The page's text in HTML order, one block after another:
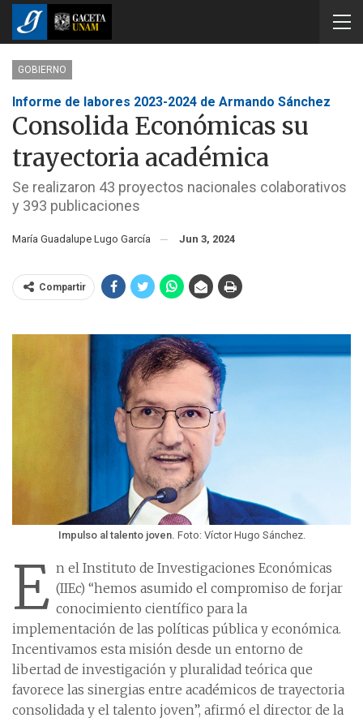
GOBIERNO
Informe de labores 2023-2024 de Armando Sánchez
Consolida Económicas su
trayectoria académica
Se realizaron 43 proyectos nacionales colaborativos
y 393 publicaciones
María Guadalupe Lugo García Jun 3, 2024
Compartir
Impulso al talento joven. Foto: Víctor Hugo Sánchez.
E n el Instituto de Investigaciones Económicas
(IIEc) “hemos asumido el compromiso de forjar
conocimiento científico para la
implementación de las políticas pública y económica.
Incentivamos esta misión desde un entorno de
libertad de investigación y pluralidad teórica que
favorece las sinergias entre académicos de trayectoria
consolidada y el talento joven”, afirmó el director de la